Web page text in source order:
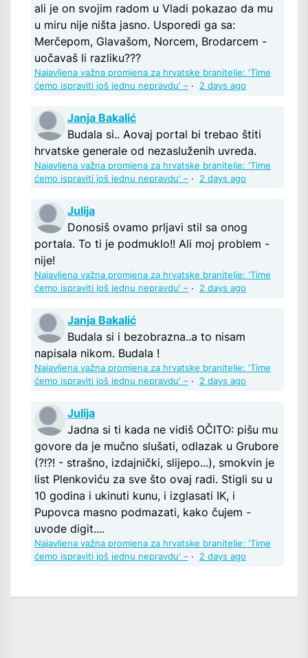
ali je on svojim radom u Vladi pokazao da mu
u miru nije ništa jasno. Usporedi ga sa:
Merčepom, Glavašom, Norcem, Brodarcem -
uočavaš li razliku???
Najavljena važna promjena za hrvatske branitelje: 'Time
ćemo ispraviti još jednu nepravdu' – · 2 days ago
Janja Bakalić
Budala si.. Aovaj portal bi trebao štiti
hrvatske generale od nezasluženih uvreda.
Najavljena važna promjena za hrvatske branitelje: 'Time
ćemo ispraviti još jednu nepravdu' – · 2 days ago
Julija
Donosiš ovamo prljavi stil sa onog
portala. To ti je podmuklo!! Ali moj problem -
nije!
Najavljena važna promjena za hrvatske branitelje: 'Time
ćemo ispraviti još jednu nepravdu' – · 2 days ago
Janja Bakalić
Budala si i bezobrazna..a to nisam
napisala nikom. Budala !
Najavljena važna promjena za hrvatske branitelje: 'Time
ćemo ispraviti još jednu nepravdu' – · 2 days ago
Julija
Jadna si ti kada ne vidiš OČITO: pišu mu
govore da je mučno slušati, odlazak u Grubore
(?!?! - strašno, izdajnički, slijepo...), smokvin je
list Plenkoviću za sve što ovaj radi. Stigli su u
10 godina i ukinuti kunu, i izglasati IK, i
Pupovca masno podmazati, kako čujem -
uvode digit....
Najavljena važna promjena za hrvatske branitelje: 'Time
ćemo ispraviti još jednu nepravdu' – · 2 days ago